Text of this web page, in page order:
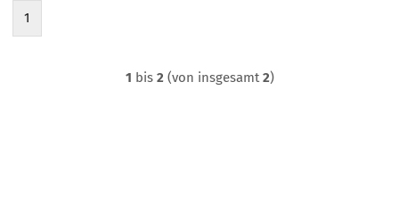
1
1 bis 2(von insgesamt2)